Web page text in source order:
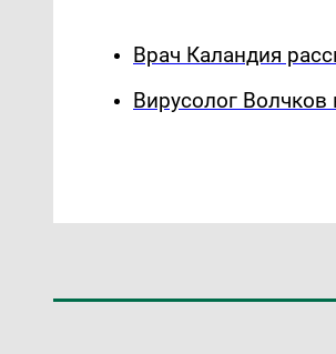
Врач Каландия
Вирусолог